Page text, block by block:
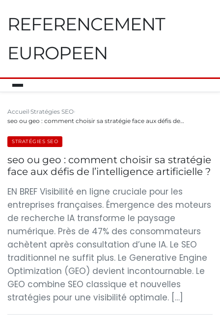
REFERENCEMENT
EUROPEEN
Accueil Stratégies SEO
seo ou geo : comment choisir sa stratégie face aux défis de…
STRATÉGIES SEO
seo ou geo : comment choisir sa stratégie
face aux défis de l’intelligence artificielle ?
EN BREF Visibilité en ligne cruciale pour les
entreprises françaises. Émergence des moteurs
de recherche IA transforme le paysage
numérique. Près de 47% des consommateurs
achètent après consultation d’une IA. Le SEO
traditionnel ne suffit plus. Le Generative Engine
Optimization (GEO) devient incontournable. Le
GEO combine SEO classique et nouvelles
stratégies pour une visibilité optimale. […]